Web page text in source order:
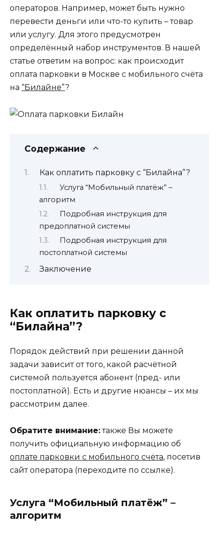
операторов. Например, может быть нужно
перевести деньги или что-то купить – товар
или услугу. Для этого предусмотрен
определённый набор инструментов. В нашей
статье ответим на вопрос: как происходит
оплата парковки в Москве с мобильного счёта
на “Билайне”?
Содержание
Как оплатить парковку с “Билайна”?
Услуга “Мобильный платёж” –
алгоритм
Подробная инструкция для
предоплатной системы
Подробная инструкция для
постоплатной системы
Заключение
Как оплатить парковку с
“Билайна”?
Порядок действий при решении данной
задачи зависит от того, какой расчётной
системой пользуется абонент (пред- или
постоплатной). Есть и другие нюансы – их мы
рассмотрим далее.
Обратите внимание:также Вы можете
получить официальную информацию об
оплате парковки с мобильного счёта, посетив
сайт оператора (переходите по ссылке).
Услуга “Мобильный платёж” –
алгоритм